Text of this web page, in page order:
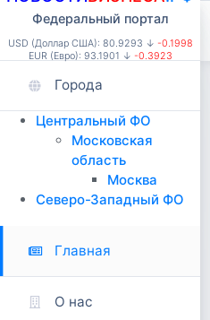
Федеральный портал
USD (Доллар США): 80.9293 ↓ -0.1998
EUR (Евро): 93.1901 ↓ -0.3923
Города
Центральный ФО
Московская
область
Москва
Северо-Западный ФО
Главная
О нас